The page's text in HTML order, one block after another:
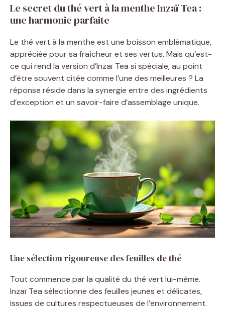
Le secret du thé vert à la menthe Inzaï Tea :
une harmonie parfaite
Le thé vert à la menthe est une boisson emblématique,
appréciée pour sa fraîcheur et ses vertus. Mais qu’est-
ce qui rend la version d’Inzaï Tea si spéciale, au point
d’être souvent citée comme l’une des meilleures ? La
réponse réside dans la synergie entre des ingrédients
d’exception et un savoir-faire d’assemblage unique.
Une sélection rigoureuse des feuilles de thé
Tout commence par la qualité du thé vert lui-même.
Inzaï Tea sélectionne des feuilles jeunes et délicates,
issues de cultures respectueuses de l’environnement.